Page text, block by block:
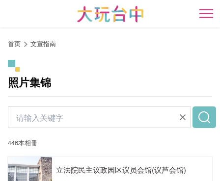
开
首页 文宣指南
照片集锦
446本相冊
立法院民主议政园区议员会馆(议芦会馆)